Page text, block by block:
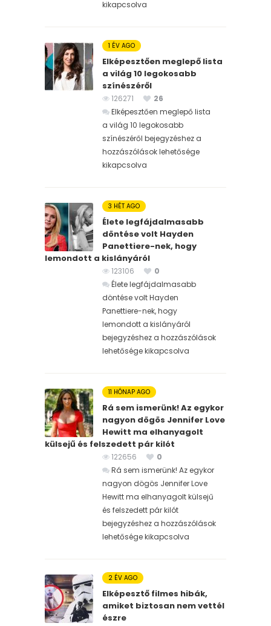
kikapcsolva
1 ÉV AGO
Elképesztően meglepő lista
a világ 10 legokosabb
színészéről
126271
26
Elképesztően meglepő lista
a világ 10 legokosabb
színészéről bejegyzéshez a
hozzászólások lehetősége
kikapcsolva
3 HÉT AGO
Élete legfájdalmasabb
döntése volt Hayden
Panettiere-nek, hogy
lemondott a kislányáról
123106
0
Élete legfájdalmasabb
döntése volt Hayden
Panettiere-nek, hogy
lemondott a kislányáról
bejegyzéshez a hozzászólások
lehetősége kikapcsolva
11 HÓNAP AGO
Rá sem ismerünk! Az egykor
nagyon dögös Jennifer Love
Hewitt ma elhanyagolt
külsejű és felszedett pár kilót
122656
0
Rá sem ismerünk! Az egykor
nagyon dögös Jennifer Love
Hewitt ma elhanyagolt külsejű
és felszedett pár kilót
bejegyzéshez a hozzászólások
lehetősége kikapcsolva
2 ÉV AGO
Elképesztő filmes hibák,
amiket biztosan nem vettél
észre